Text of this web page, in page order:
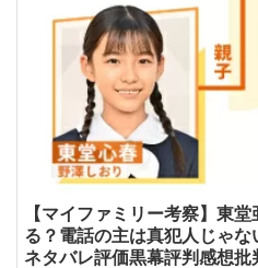
【マイファミリー考察】東
る？電話の主は真犯人じゃ
ネタバレ評価黒幕評判感想